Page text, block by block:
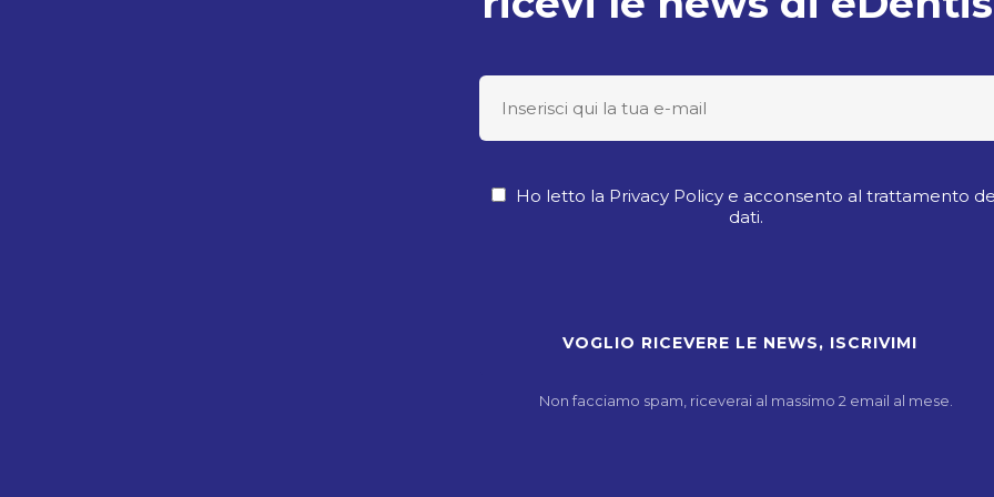
Ho letto la Privacy Policy e acconsento al trattamento
dati.
Non facciamo spam, riceverai al massimo 2 email al mese.